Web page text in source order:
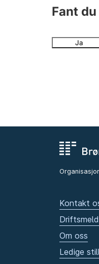
Fant
Ja
Kontakt
Om oss
Ledige